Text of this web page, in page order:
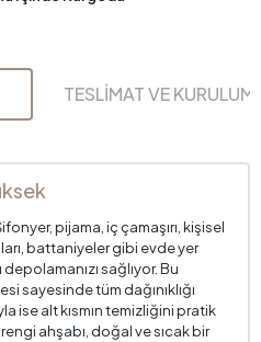
TESLİMAT VE KURULUM
pijama, iç çamaşırı, kişisel
battaniyeler gibi evde yer
depolamanızı sağlıyor. Bu
sayesinde tüm dağınıklığı
ise alt kısmın temizliğini pratik
ahşabı, doğal ve sıcak bir